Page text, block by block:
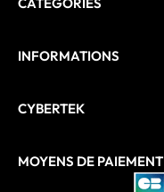
INFORMATIONS
CYBERTEK
MOYENS DE PAIEMENT